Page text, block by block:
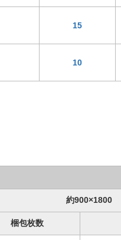
15
10
約900×1800
梱包枚数